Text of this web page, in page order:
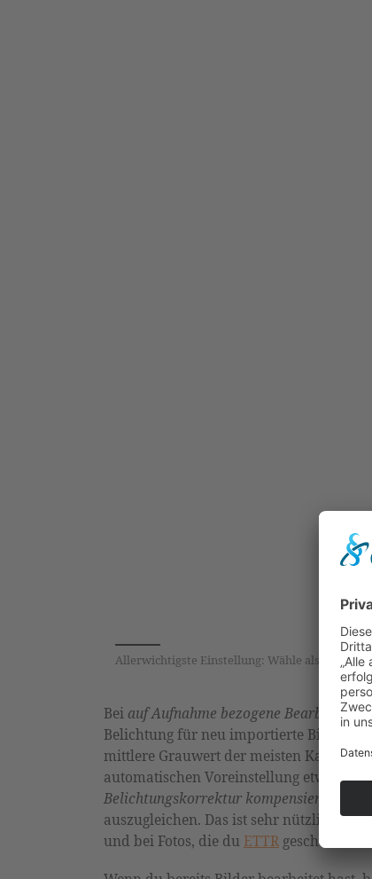
Allerwichtigste Einstellung: Wähle als
Bei auf Aufnahme bezogene Bearbeitung
Belichtung für neu importierte Bilder
mittlere Grauwert der meisten Kameras.
automatischen Voreinstellung etwas
Belichtungskorrektur kompensieren
auszugleichen. Das ist sehr nützlich bei
und bei Fotos, die du ETTR geschossen